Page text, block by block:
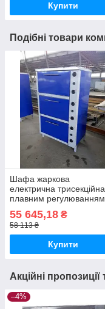
Купити
Подібні товари
Шафа жаркова
електрична
плавним регулюванням
стандарт
55 645,18 ₴
58 113 ₴
Купити
Акційні
–4%